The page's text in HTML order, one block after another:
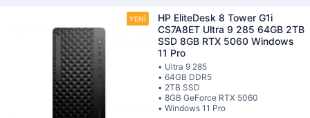
HP EliteDesk 8 Tower G1i
CS7A8ET Ultra 9 285 64GB 2TB
SSD 8GB RTX 5060 Windows
11 Pro
• Ultra 9 285
• 64GB DDR5
• 2TB SSD
• 8GB GeForce RTX 5060
• Windows 11 Pro